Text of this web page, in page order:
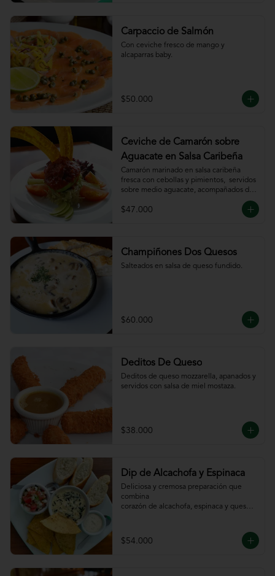
Carpaccio de Salmón
Con ceviche fresco de mango y
alcaparras baby.
$50.000
Ceviche de Camarón sobre
Aguacate en Salsa Caribeña
Camarón marinado en salsa caribeña
fresca con cebollas y pimientos,  servidos
sobre medio aguacate, acompañados de
$47.000
Champiñones Dos Quesos
Salteados en salsa de queso fundido.
$60.000
Deditos De Queso
Deditos de queso mozzarella, apanados y
servidos con salsa de miel mostaza.
$38.000
Dip de Alcachofa y Espinaca
Deliciosa y cremosa preparación que
combina
corazón de alcachofa, espinaca y queso,
pan
de la casa
$54.000